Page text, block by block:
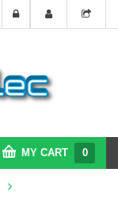
MY CART 0